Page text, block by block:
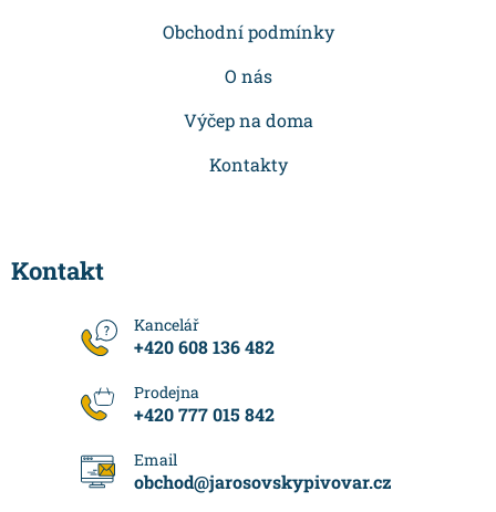
Obchodní podmínky
O nás
Výčep na doma
Kontakty
Kontakt
obchod@jarosovskypivovar.cz
+420 608 136 482
+420 777 015 842